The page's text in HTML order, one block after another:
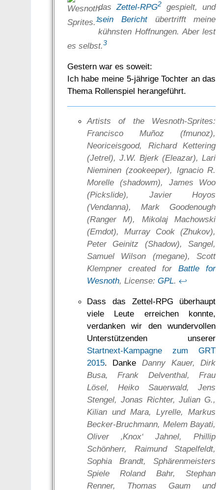
Wesnoth-
Sprites.1
dasZettel-RPG2
gespielt, und
sein Berichtübertrifft meine
kühnsten Hoffnungen. Aber lest
es selbst.3
Gestern war es soweit:
Ich habe meine 5-jährige Tochter an das
Thema Rollenspiel herangeführt.
Artists of the Wesnoth-Sprites:
Francisco Muñoz (fmunoz),
Neoriceisgood, Richard Kettering
(Jetrel), J.W. Bjerk (Eleazar), Lari
Nieminen (zookeeper), Ignacio R.
Morelle (shadowm), James Woo
(Pickslide), Javier Hoyos
(Vendanna), Mark Goodenough
(Ranger M), Mikolaj Machowski
(Emdot), Murray Cook (Zhukov),
Peter Geinitz (Shadow), Sangel,
Samuel Wilson (megane), Scott
Klempner created forBattle for
Wesnoth, License: GPL. ↩
Dass das Zettel-RPG überhaupt
viele Leute erreichen konnte,
verdanken wir den wundervollen
Unterstützenden unserer
Startnext-Kampagne zum GRT
2015. DankeDanny Kauer, Dirk
Busa, Frank Delventhal, Frau
Lösel, Heiko Sauerwald, Jens
Stengel, Jonas Richter, Julian G.,
Kilian und Mara, Lyrelle, Markus
Becker-Bruchmann, Melem Bayati,
Oliver ‚Knox‘ Jahnel, Phillip
Schönherr, Raimund Stapelfeldt,
Sophia Brandt, Sphärenmeisters
Spiele Roland Bahr, Stephan
Renner, Thomas Gaum und